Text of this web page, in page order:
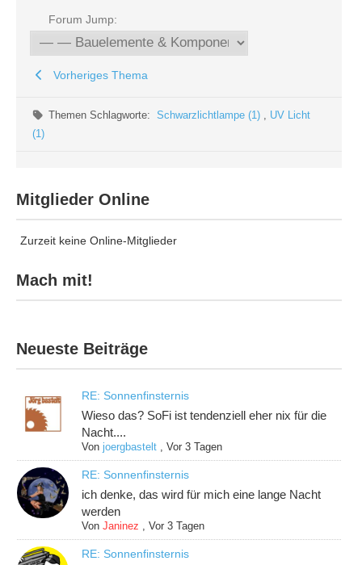
Forum Jump:
Vorheriges Thema
Themen Schlagworte:Schwarzlichtlampe (1)
UV Licht
(1)
Mitglieder Online
Zurzeit keine Online-Mitglieder
Mach mit!
Neueste Beiträge
RE: Sonnenfinsternis
Wieso das? SoFi ist tendenziell eher nix für die
Nacht....
Vonjoergbastelt ,Vor 3 Tagen
RE: Sonnenfinsternis
ich denke, das wird für mich eine lange Nacht
werden
VonJaninez ,Vor 3 Tagen
RE: Sonnenfinsternis